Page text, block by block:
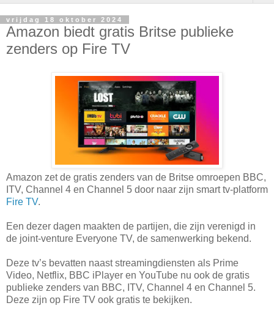
vrijdag 18 oktober 2024
Amazon biedt gratis Britse publieke
zenders op Fire TV
Amazon zet de gratis zenders van de Britse omroepen BBC,
ITV, Channel 4 en Channel 5 door naar zijn smart tv-platform
Fire TV.
Een dezer dagen maakten de partijen, die zijn verenigd in
de joint-venture Everyone TV, de samenwerking bekend.
Deze tv’s bevatten naast streamingdiensten als Prime
Video, Netflix, BBC iPlayer en YouTube nu ook de gratis
publieke zenders van BBC, ITV, Channel 4 en Channel 5.
Deze zijn op Fire TV ook gratis te bekijken.